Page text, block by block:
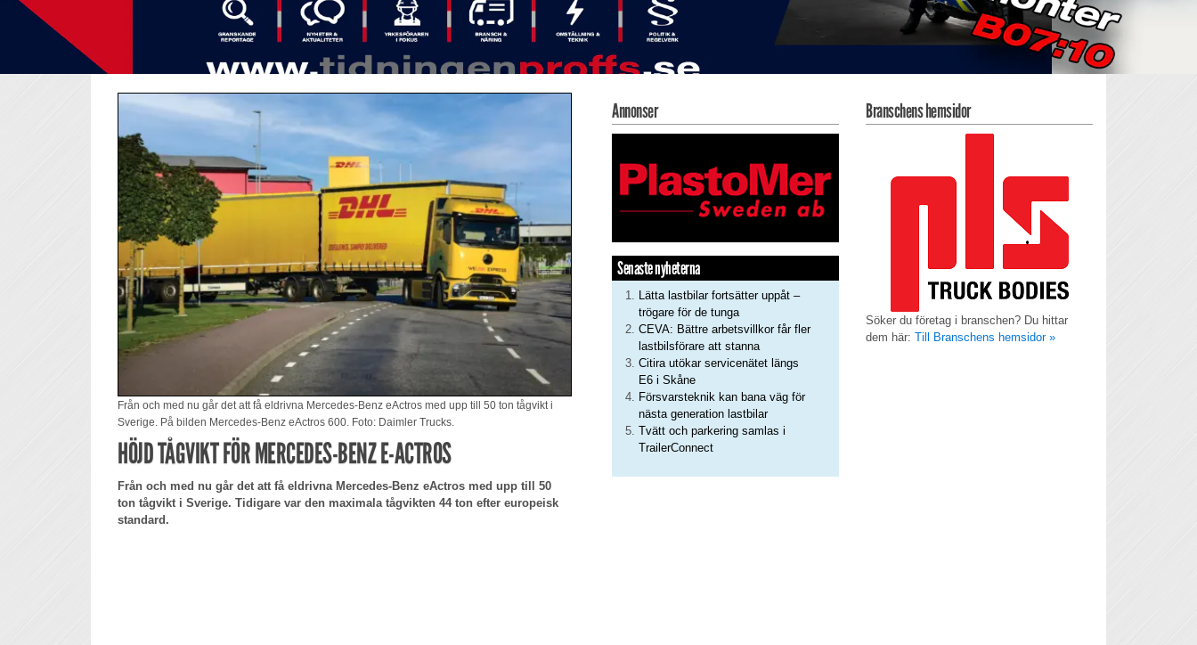
Från och med nu går det att få eldrivna Mercedes-Benz eActros med upp till 50 ton tågvikt i
Sverige. På bilden Mercedes-Benz eActros 600. Foto: Daimler Trucks.
HÖJD TÅGVIKT FÖR MERCEDES-BENZ E-ACTROS
Från och med nu går det att få eldrivna Mercedes-Benz eActros med upp till 50
ton tågvikt i Sverige. Tidigare var den maximala tågvikten 44 ton efter europeisk
standard.
Annonser
Senaste nyheterna
Lätta lastbilar fortsätter uppåt –
trögare för de tunga
CEVA: Bättre arbetsvillkor får fler
lastbilsförare att stanna
Citira utökar servicenätet längs
E6 i Skåne
Försvarsteknik kan bana väg för
nästa generation lastbilar
Tvätt och parkering samlas i
TrailerConnect
Branschens hemsidor
Söker du företag i branschen? Du hittar
dem här: Till Branschens hemsidor »